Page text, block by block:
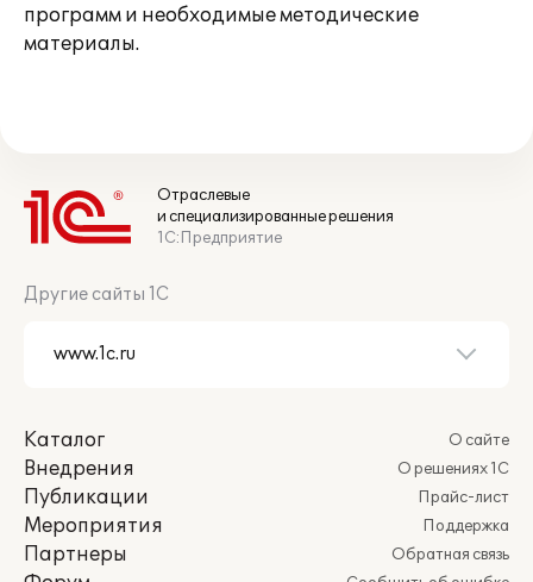
программ и необходимые методические
материалы.
Отраслевые
и специализированные решения
1С:Предприятие
Другие сайты 1С
Каталог
Внедрения
Публикации
Мероприятия
Партнеры
О сайте
О решениях 1С
Прайс-лист
Поддержка
Обратная связь